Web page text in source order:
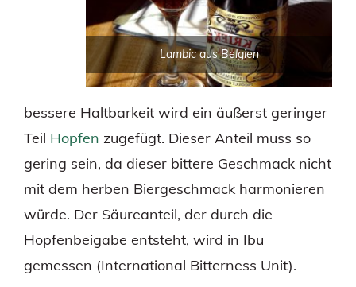
Lambic aus Belgien
bessere Haltbarkeit wird ein äußerst geringer
Teil Hopfen zugefügt. Dieser Anteil muss so
gering sein, da dieser bittere Geschmack nicht
mit dem herben Biergeschmack harmonieren
würde. Der Säureanteil, der durch die
Hopfenbeigabe entsteht, wird in Ibu
gemessen (International Bitterness Unit).